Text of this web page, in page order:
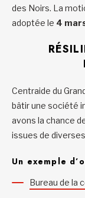
des Noirs. La
adoptée le 4
Centraide du
bâtir une société
avons la chance
issues de
Un exemple
Bureau de la